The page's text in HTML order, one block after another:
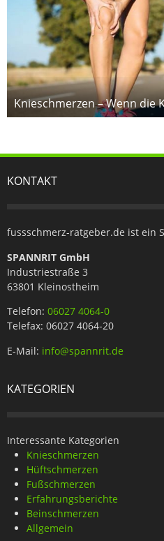
Knieschmerzen – Wenn die
KONTAKT
fussschmerz-ratgeber.de ist ein
SPANNRIT GmbH
Industriestraße 3
63801 Kleinostheim
Telefon: 06027 4064-0
Telefax: 06027 4064-20
E-Mail: info@spannrit.de
KATEGORIEN
Interessante Kategorien
Knieschmerzen
Hüftschmerzen
Fußschmerzen
Erfahrungsberichte
Beinschmerzen
Allgemein